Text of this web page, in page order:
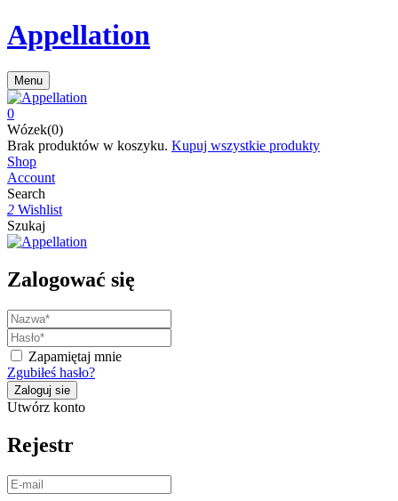
Appellation
Menu
0
Wózek(0)
Brak produktów w koszyku. Kupuj wszystkie produkty
Shop
Account
Search
2 Wishlist
Szukaj
Zalogować się
Zapamiętaj mnie
Zgubiłeś hasło?
Utwórz konto
Rejestr